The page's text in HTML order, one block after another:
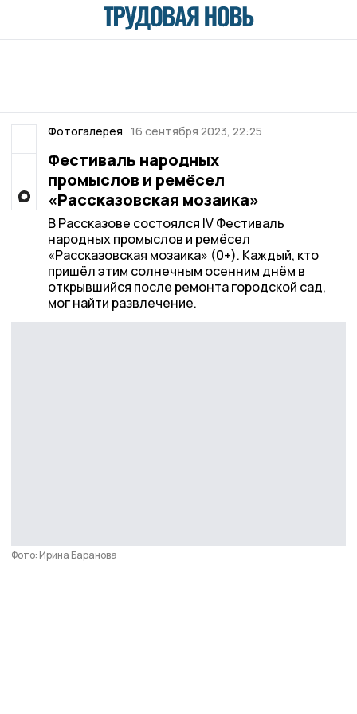
Фотогалерея 16 сентября 2023, 22:25
Фестиваль народных
промыслов и ремёсел
«Рассказовская мозаика»
В Рассказове состоялся IV Фестиваль
народных промыслов и ремёсел
«Рассказовская мозаика» (0+). Каждый, кто
пришёл этим солнечным осенним днём в
открывшийся после ремонта городской сад,
мог найти развлечение.
Фото: Ирина Баранова